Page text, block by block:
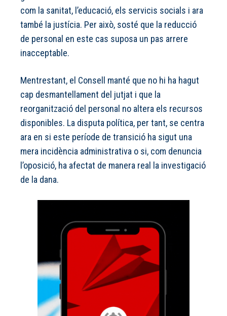
com la sanitat, l’educació, els servicis socials i ara
també la justícia. Per això, sosté que la reducció
de personal en este cas suposa un pas arrere
inacceptable.
Mentrestant, el Consell manté que no hi ha hagut
cap desmantellament del jutjat i que la
reorganització del personal no altera els recursos
disponibles. La disputa política, per tant, se centra
ara en si este període de transició ha sigut una
mera incidència administrativa o si, com denuncia
l’oposició, ha afectat de manera real la investigació
de la dana.